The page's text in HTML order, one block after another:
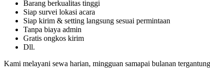
Barang berkualitas tinggi
Siap survei lokasi acara
Siap kirim & setting langsung sesuai permintaan
Tanpa biaya admin
Gratis ongkos kirim
Dll.
Kami melayani sewa harian, mingguan samapai bulanan